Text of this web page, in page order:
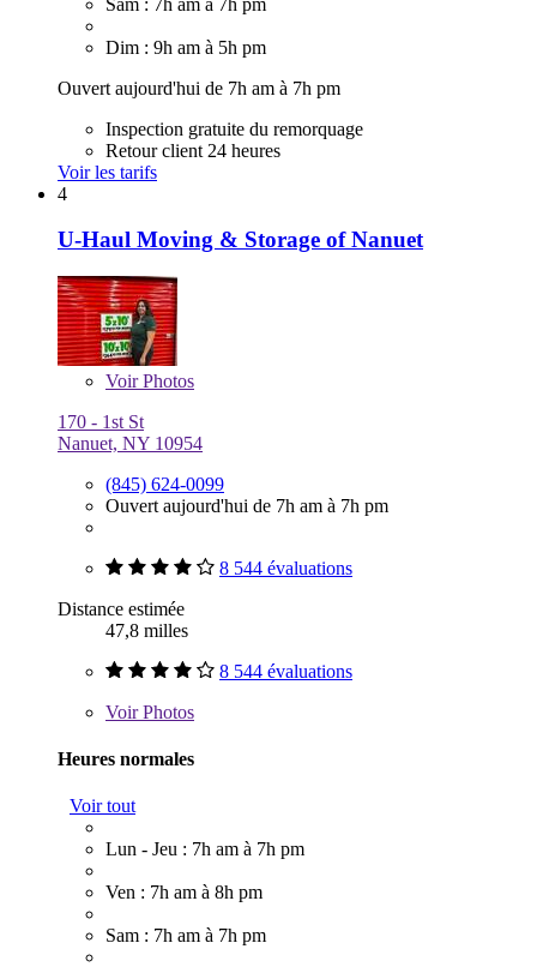
Dim : 9h am à 5h pm
Ouvert aujourd'hui de 7h am à 7h pm
Inspection gratuite du remorquage
Retour client 24 heures
Voir les tarifs
4
U-Haul Moving & Storage of Nanuet
VoirPhotos
170 - 1st St
Nanuet, NY 10954
(845) 624-0099
Ouvert aujourd'hui de 7h am à 7h pm
8 544 évaluations
Distance estimée
47,8 milles
8 544 évaluations
VoirPhotos
Heures normales
Voir tout
Lun - Jeu : 7h am à 7h pm
Ven : 7h am à 8h pm
Sam : 7h am à 7h pm